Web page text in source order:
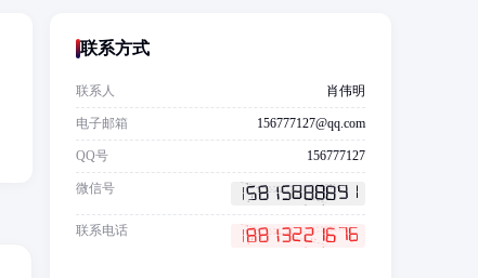
联系方式
联系人 肖伟明
电子邮箱 156777127@qq.com
QQ号 156777127
微信号
联系电话